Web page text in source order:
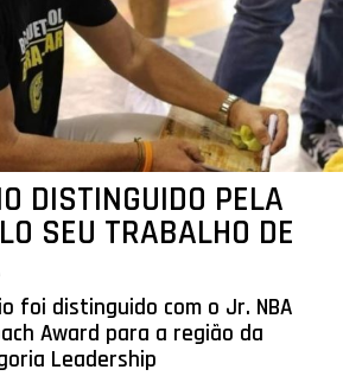
DISTINGUIDO PELA
SEU TRABALHO DE
foi distinguido com o Jr. NBA
Award para a região da
Leadership